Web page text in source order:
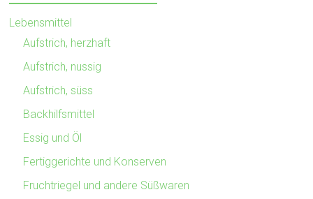
Lebensmittel
Aufstrich, herzhaft
Aufstrich, nussig
Aufstrich, süss
Backhilfsmittel
Essig und Öl
Fertiggerichte und Konserven
Fruchtriegel und andere Süßwaren